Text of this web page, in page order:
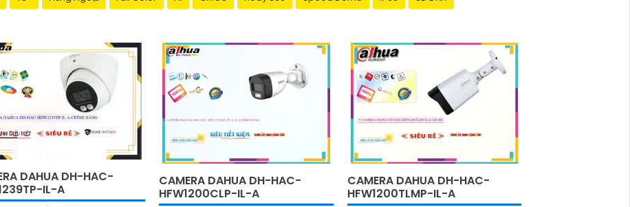
DAHUA DH-HAC-
IL-A
CAMERA DAHUA DH-HAC-
HFW1200CLP-IL-A
CAMERA DAHUA DH-HAC-
HFW1200TLMP-IL-A